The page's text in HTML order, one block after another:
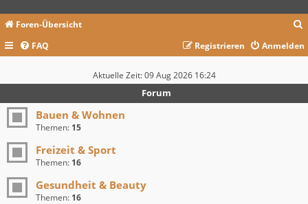
Foren-Übersicht
c
FAQ Anmelden
Registrieren
Aktuelle Zeit: 09 Aug 2026 16:24
Forum
Bauen & Wohnen
Themen: 15
Freizeit & Sport
Themen: 16
Gesundheit & Beauty
Themen: 16